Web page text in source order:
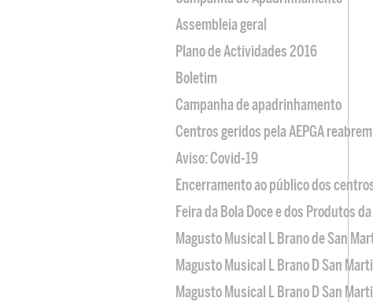
Assembleia geral
Plano de Actividades 2016
Boletim
Campanha de apadrinhamento
Centros geridos pela AEPGA
Aviso: Covid-19
Encerramento ao público dos
Feira da Bola Doce e dos Produtos
Magusto Musical L Brano de San
Magusto Musical L Brano D San
Magusto Musical L Brano D San